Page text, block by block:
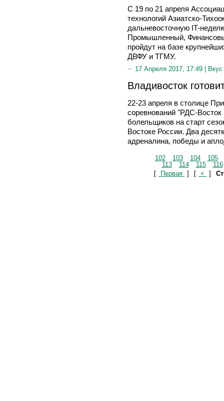
С 19 по 21 апреля
технологий Азиатско-
дальневосточную IT-
Промышленный,
пройдут на базе
ДВФУ и ТГМУ.
17 Апреля 2017, 17:49 |
Владивосток
22-23 апреля в столице
соревнований "РДС-Восток
болельщиков на старт
Востоке России. Два
адреналина, победы и
102 103 104
105
113
114 115
116
[
Первая ] [ < ]